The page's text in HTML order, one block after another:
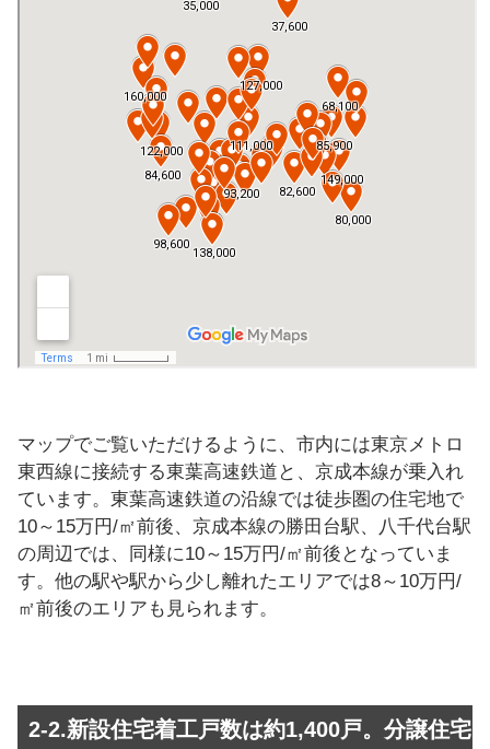
マップでご覧いただけるように、市内には東京メトロ
東西線に接続する東葉高速鉄道と、京成本線が乗入れ
ています。東葉高速鉄道の沿線では徒歩圏の住宅地で
10～15万円/㎡前後、京成本線の勝田台駅、八千代台駅
の周辺では、同様に10～15万円/㎡前後となっていま
す。他の駅や駅から少し離れたエリアでは8～10万円/
㎡前後のエリアも見られます。
2-2.新設住宅着工戸数は約1,400戸。分譲住宅